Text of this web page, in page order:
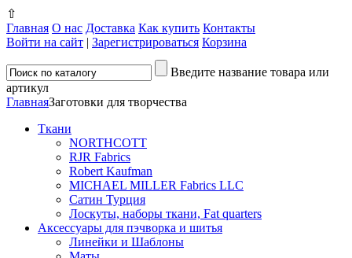
⇧
Главная О нас Доставка Как купить Контакты
Войти на сайт | Зарегистрироваться Корзина
Введите название товара или
артикул
ГлавнаяЗаготовки для творчества
Ткани
NORTHCOTT
RJR Fabrics
Robert Kaufman
MICHAEL MILLER Fabrics LLC
Сатин Турция
Лоскуты, наборы ткани, Fat quarters
Аксессуары для пэчворка и шитья
Линейки и Шаблоны